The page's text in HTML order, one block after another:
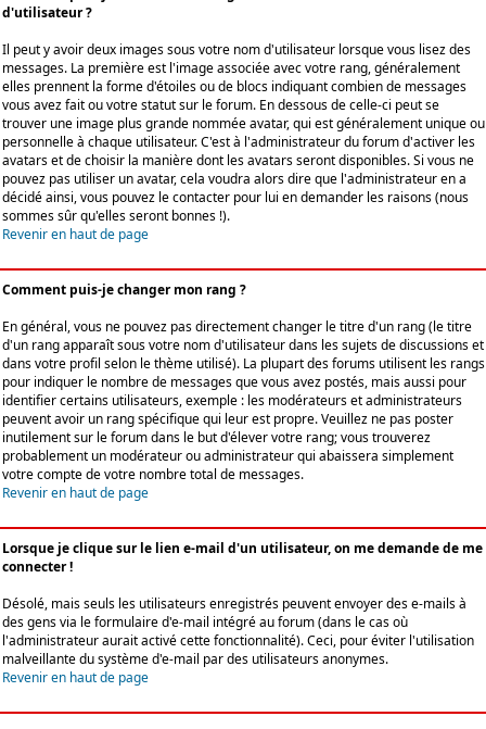
d'utilisateur ?
Il peut y avoir deux images sous votre nom d'utilisateur lorsque vous lisez des
messages. La première est l'image associée avec votre rang, généralement
elles prennent la forme d'étoiles ou de blocs indiquant combien de messages
vous avez fait ou votre statut sur le forum. En dessous de celle-ci peut se
trouver une image plus grande nommée avatar, qui est généralement unique ou
personnelle à chaque utilisateur. C'est à l'administrateur du forum d'activer les
avatars et de choisir la manière dont les avatars seront disponibles. Si vous ne
pouvez pas utiliser un avatar, cela voudra alors dire que l'administrateur en a
décidé ainsi, vous pouvez le contacter pour lui en demander les raisons (nous
sommes sûr qu'elles seront bonnes !).
Revenir en haut de page
Comment puis-je changer mon rang ?
En général, vous ne pouvez pas directement changer le titre d'un rang (le titre
d'un rang apparaît sous votre nom d'utilisateur dans les sujets de discussions et
dans votre profil selon le thème utilisé). La plupart des forums utilisent les rangs
pour indiquer le nombre de messages que vous avez postés, mais aussi pour
identifier certains utilisateurs, exemple : les modérateurs et administrateurs
peuvent avoir un rang spécifique qui leur est propre. Veuillez ne pas poster
inutilement sur le forum dans le but d'élever votre rang; vous trouverez
probablement un modérateur ou administrateur qui abaissera simplement
votre compte de votre nombre total de messages.
Revenir en haut de page
Lorsque je clique sur le lien e-mail d'un utilisateur, on me demande de me
connecter !
Désolé, mais seuls les utilisateurs enregistrés peuvent envoyer des e-mails à
des gens via le formulaire d'e-mail intégré au forum (dans le cas où
l'administrateur aurait activé cette fonctionnalité). Ceci, pour éviter l'utilisation
malveillante du système d'e-mail par des utilisateurs anonymes.
Revenir en haut de page